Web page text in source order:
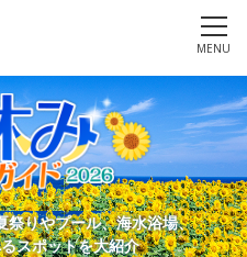
MENU
祭りやプール、海水浴場、
スポットを大紹介